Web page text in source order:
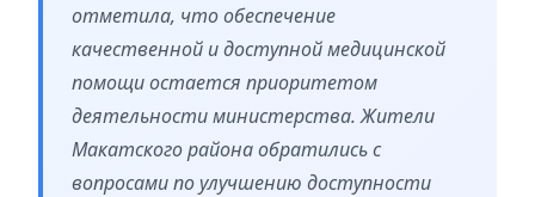
отметила, что обеспечение
качественной и доступной медицинской
помощи остается приоритетом
деятельности министерства. Жители
Макатского района обратились с
вопросами по улучшению доступности